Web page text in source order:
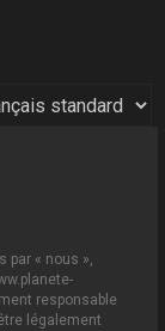
par « nous »,
responsable
légalement